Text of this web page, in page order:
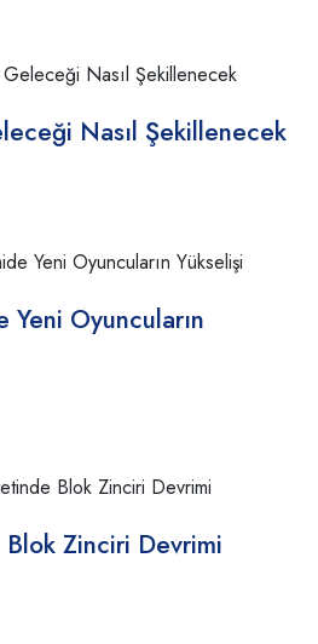
Nasıl Şekillenecek
Yeni Oyuncuların
Zinciri Devrimi